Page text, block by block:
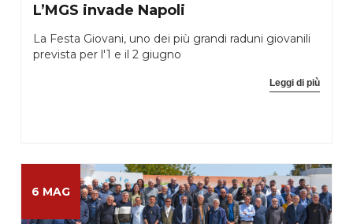
L’MGS invade Napoli
La Festa Giovani, uno dei più grandi raduni giovanili
prevista per l'1 e il 2 giugno
Leggi di più
6 MAG